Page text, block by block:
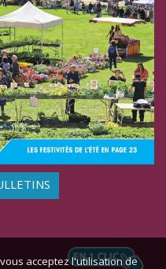
acceptez l'utilisation de